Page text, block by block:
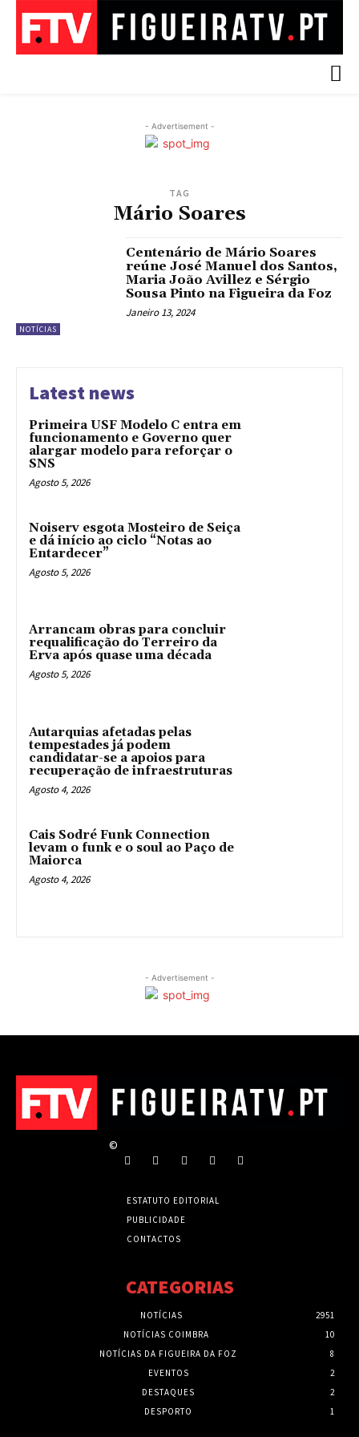
- Advertisement -
TAG
Mário Soares
NOTÍCIAS
Centenário de Mário Soares
reúne José Manuel dos Santos,
Maria João Avillez e Sérgio
Sousa Pinto na Figueira da Foz
Janeiro 13, 2024
Latest news
Primeira USF Modelo C entra em
funcionamento e Governo quer
alargar modelo para reforçar o
SNS
Agosto 5, 2026
Noiserv esgota Mosteiro de Seiça
e dá início ao ciclo “Notas ao
Entardecer”
Agosto 5, 2026
Arrancam obras para concluir
requalificação do Terreiro da
Erva após quase uma década
Agosto 5, 2026
Autarquias afetadas pelas
tempestades já podem
candidatar-se a apoios para
recuperação de infraestruturas
Agosto 4, 2026
Cais Sodré Funk Connection
levam o funk e o soul ao Paço de
Maiorca
Agosto 4, 2026
- Advertisement -
©
ESTATUTO EDITORIAL
PUBLICIDADE
CONTACTOS
CATEGORIAS
NOTÍCIAS
2951
NOTÍCIAS COIMBRA
10
NOTÍCIAS DA FIGUEIRA DA FOZ
8
EVENTOS
2
DESTAQUES
2
DESPORTO
1